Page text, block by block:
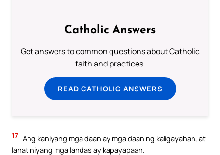
Catholic Answers
Get answers to common questions about Catholic
faith and practices.
READ CATHOLIC ANSWERS
17 Ang kaniyang mga daan ay mga daan ng kaligayahan, at
lahat niyang mga landas ay kapayapaan.